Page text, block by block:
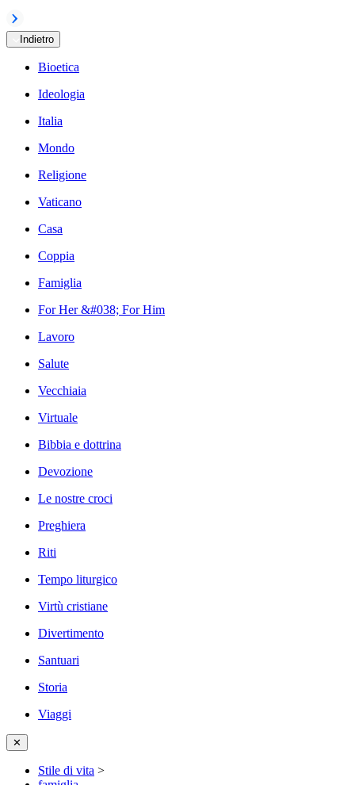
Indietro
Bioetica
Ideologia
Italia
Mondo
Religione
Vaticano
Casa
Coppia
Famiglia
For Her &#038; For Him
Lavoro
Salute
Vecchiaia
Virtuale
Bibbia e dottrina
Devozione
Le nostre croci
Preghiera
Riti
Tempo liturgico
Virtù cristiane
Divertimento
Santuari
Storia
Viaggi
✕
Stile di vita >